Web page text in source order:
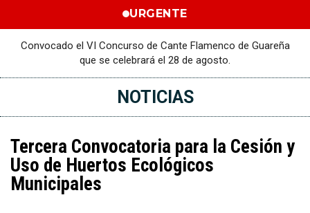
URGENTE
Convocado el VI Concurso de Cante Flamenco de Guareña
que se celebrará el 28 de agosto.
NOTICIAS
Tercera Convocatoria para la Cesión y
Uso de Huertos Ecológicos
Municipales